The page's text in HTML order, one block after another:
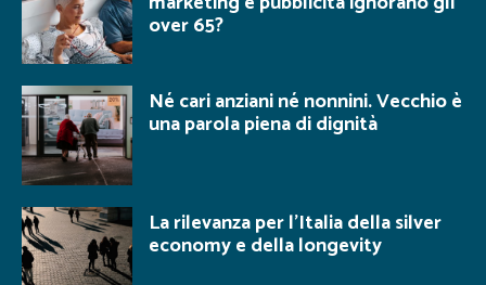
over 65?
Né cari anziani né nonnini. Vecchio è
una parola piena di dignità
La rilevanza per l’Italia della silver
economy e della longevity